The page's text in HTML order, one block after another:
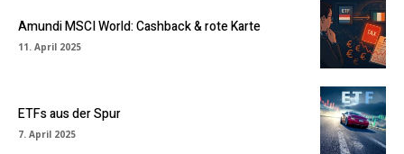
Amundi MSCI World: Cashback & rote Karte
11. April 2025
ETFs aus der Spur
7. April 2025